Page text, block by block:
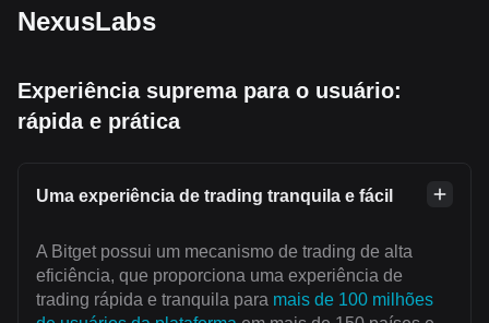
NexusLabs
Experiência suprema para o usuário:
rápida e prática
Uma experiência de trading tranquila e fácil
A Bitget possui um mecanismo de trading de alta
eficiência, que proporciona uma experiência de
trading rápida e tranquila para mais de 100 milhões